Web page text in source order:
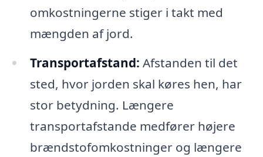
omkostningerne stiger i takt med
mængden af jord.
Transportafstand: Afstanden til det
sted, hvor jorden skal køres hen, har
stor betydning. Længere
transportafstande medfører højere
brændstofomkostninger og længere